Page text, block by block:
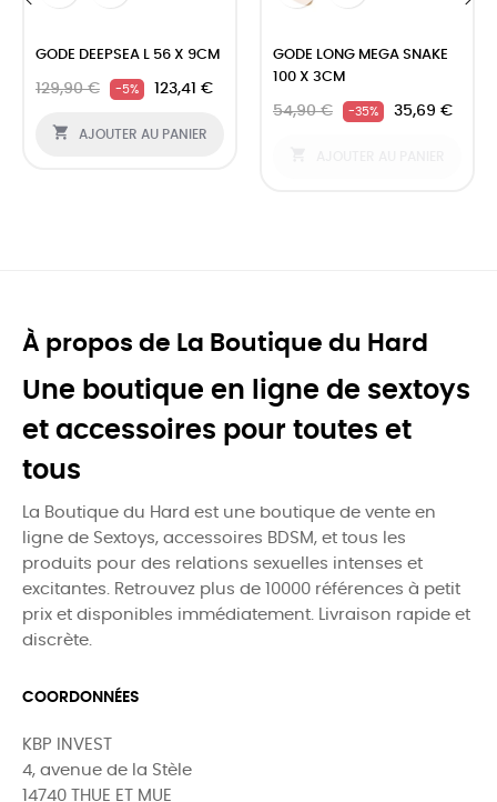
GODE DEEPSEA L 56 X 9CM
129,90 € -5% 123,41 €
 AJOUTER AU PANIER
GODE LONG MEGA SNAKE
100 X 3CM
54,90 € -35% 35,69 €
À propos de La Boutique du Hard
Une boutique en ligne de sextoys
et accessoires pour toutes et
tous
La Boutique du Hard est une boutique de vente en
ligne de Sextoys, accessoires BDSM, et tous les
produits pour des relations sexuelles intenses et
excitantes. Retrouvez plus de 10000 références à petit
prix et disponibles immédiatement. Livraison rapide et
discrète.
COORDONNÉES
KBP INVEST
4, avenue de la Stèle
14740 THUE ET MUE